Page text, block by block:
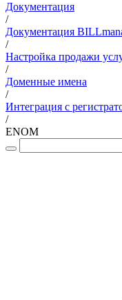
Документация
/
Документация
/
Настройка продажи
/
Доменные имена
/
Интеграция с
/
ENOM